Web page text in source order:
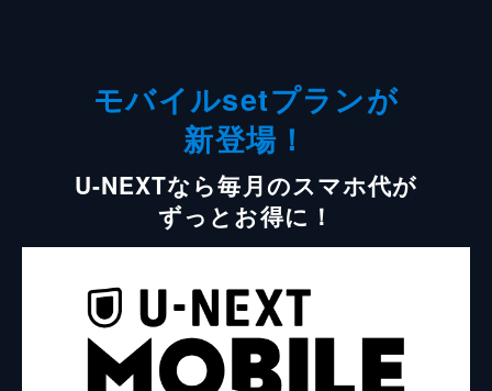
モバイルsetプランが
新登場！
U-NEXTなら毎月のスマホ代が
ずっとお得に！